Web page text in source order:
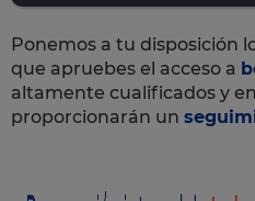
Ponemos a tu disposición
que apruebes el acceso a
altamente cualificados y
proporcionarán un